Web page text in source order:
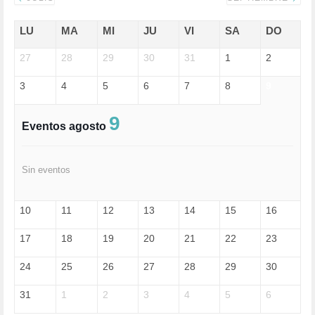
EDGAR MORIN (1)
EMIGRACIÓN (4)
ESPECULACIÓN (2)
FELICIDAD (1)
FRANCISCO (5)
GUERRA (133)
HUMOR (1)
IA (1)
INMIGRACIÓN (145)
LU MA MI JU VI SA DO
27 28 29 30 31 1 2
3 4 5 6 7 8
Eventos agosto 9
Sin eventos
10 11 12 13 14 15 16
17 18 19 20 21 22 23
24 25 26 27 28 29 30
31 1 2 3 4 5 6